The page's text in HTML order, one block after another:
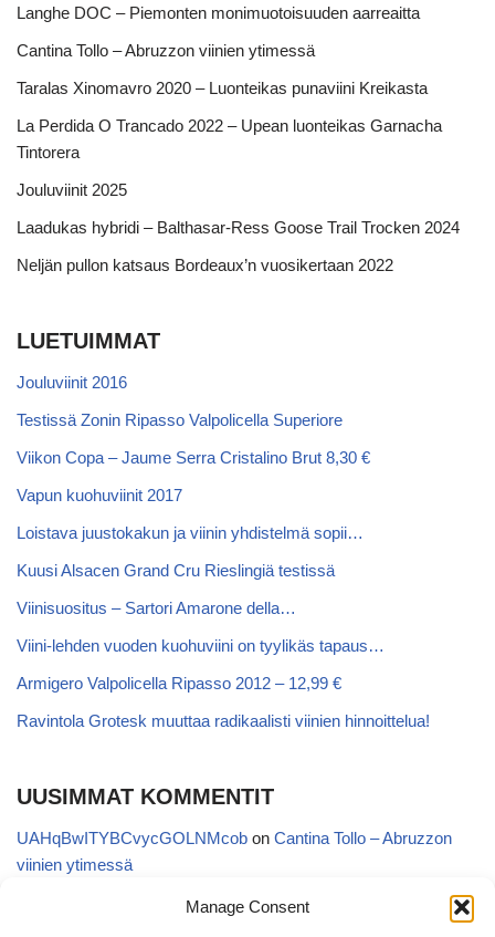
Manage Consent
Langhe DOC – Piemonten monimuotoisuuden aarreaitta
Cantina Tollo – Abruzzon viinien ytimessä
Taralas Xinomavro 2020 – Luonteikas punaviini Kreikasta
La Perdida O Trancado 2022 – Upean luonteikas Garnacha
Tintorera
Jouluviinit 2025
Laadukas hybridi – Balthasar-Ress Goose Trail Trocken 2024
Neljän pullon katsaus Bordeaux’n vuosikertaan 2022
LUETUIMMAT
Jouluviinit 2016
Testissä Zonin Ripasso Valpolicella Superiore
Viikon Copa – Jaume Serra Cristalino Brut 8,30 €
Vapun kuohuviinit 2017
Loistava juustokakun ja viinin yhdistelmä sopii…
Kuusi Alsacen Grand Cru Rieslingiä testissä
Viinisuositus – Sartori Amarone della…
Viini-lehden vuoden kuohuviini on tyylikäs tapaus…
Armigero Valpolicella Ripasso 2012 – 12,99 €
Ravintola Grotesk muuttaa radikaalisti viinien hinnoittelua!
UUSIMMAT KOMMENTIT
UAHqBwITYBCvycGOLNMcob on Cantina Tollo – Abruzzon
viinien ytimessä
EgVGGttRTxKfbqUaWNglbonCantina Tollo – Abruzzon viinien